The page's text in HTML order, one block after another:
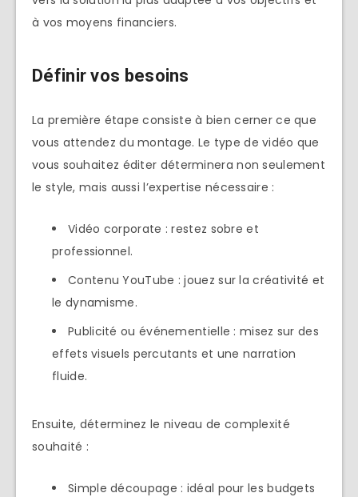
à vos moyens financiers.
Définir vos besoins
La première étape consiste à bien cerner ce que
vous attendez du montage. Le type de vidéo que
vous souhaitez éditer déterminera non seulement
le style, mais aussi l’expertise nécessaire :
Vidéo corporate : restez sobre et
professionnel.
Contenu YouTube : jouez sur la créativité et
le dynamisme.
Publicité ou événementielle : misez sur des
effets visuels percutants et une narration
fluide.
Ensuite, déterminez le niveau de complexité
souhaité :
Simple découpage : idéal pour les budgets